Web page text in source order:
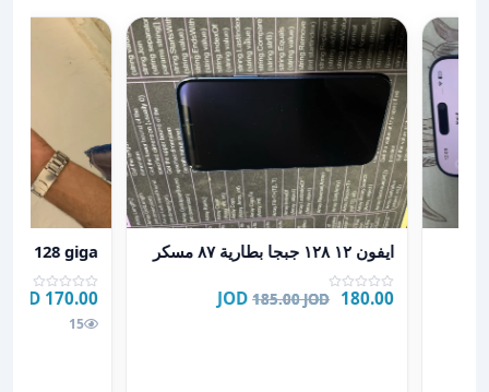
عرض تفاصيل ايفون ١٢ ١٢٨ جبجا بطارية ٨٧ مسكر
ايفون ١٢ ١٢٨ جبجا بطارية ٨٧ مسكر
180.00 JOD
185.00 JOD
عرض تفاصيل iphone 12 128 giga
12 128 giga
170.00 JOD
15